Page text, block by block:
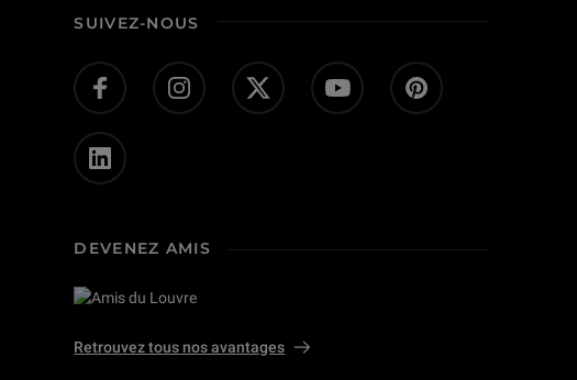
SUIVEZ-NOUS
DEVENEZ AMIS
Retrouvez tous nos avantages